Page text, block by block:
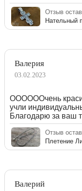
Отзыв
Валерия
03.02.2023
ООООООчень
учли
Благодарю за ваш
Отзыв
Плетение
Валерий